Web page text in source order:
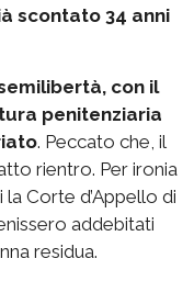
scontato 34 anni
con il
penitenziaria
. Peccato che, il
rientro. Per ironia
Corte d’Appello di
addebitati
residua.